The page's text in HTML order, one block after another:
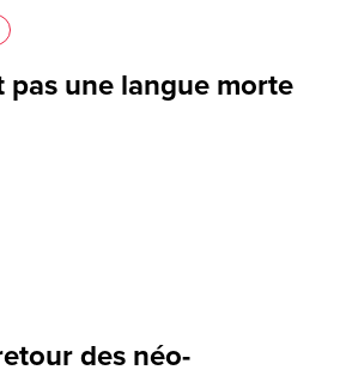
pas une langue morte
des néo-